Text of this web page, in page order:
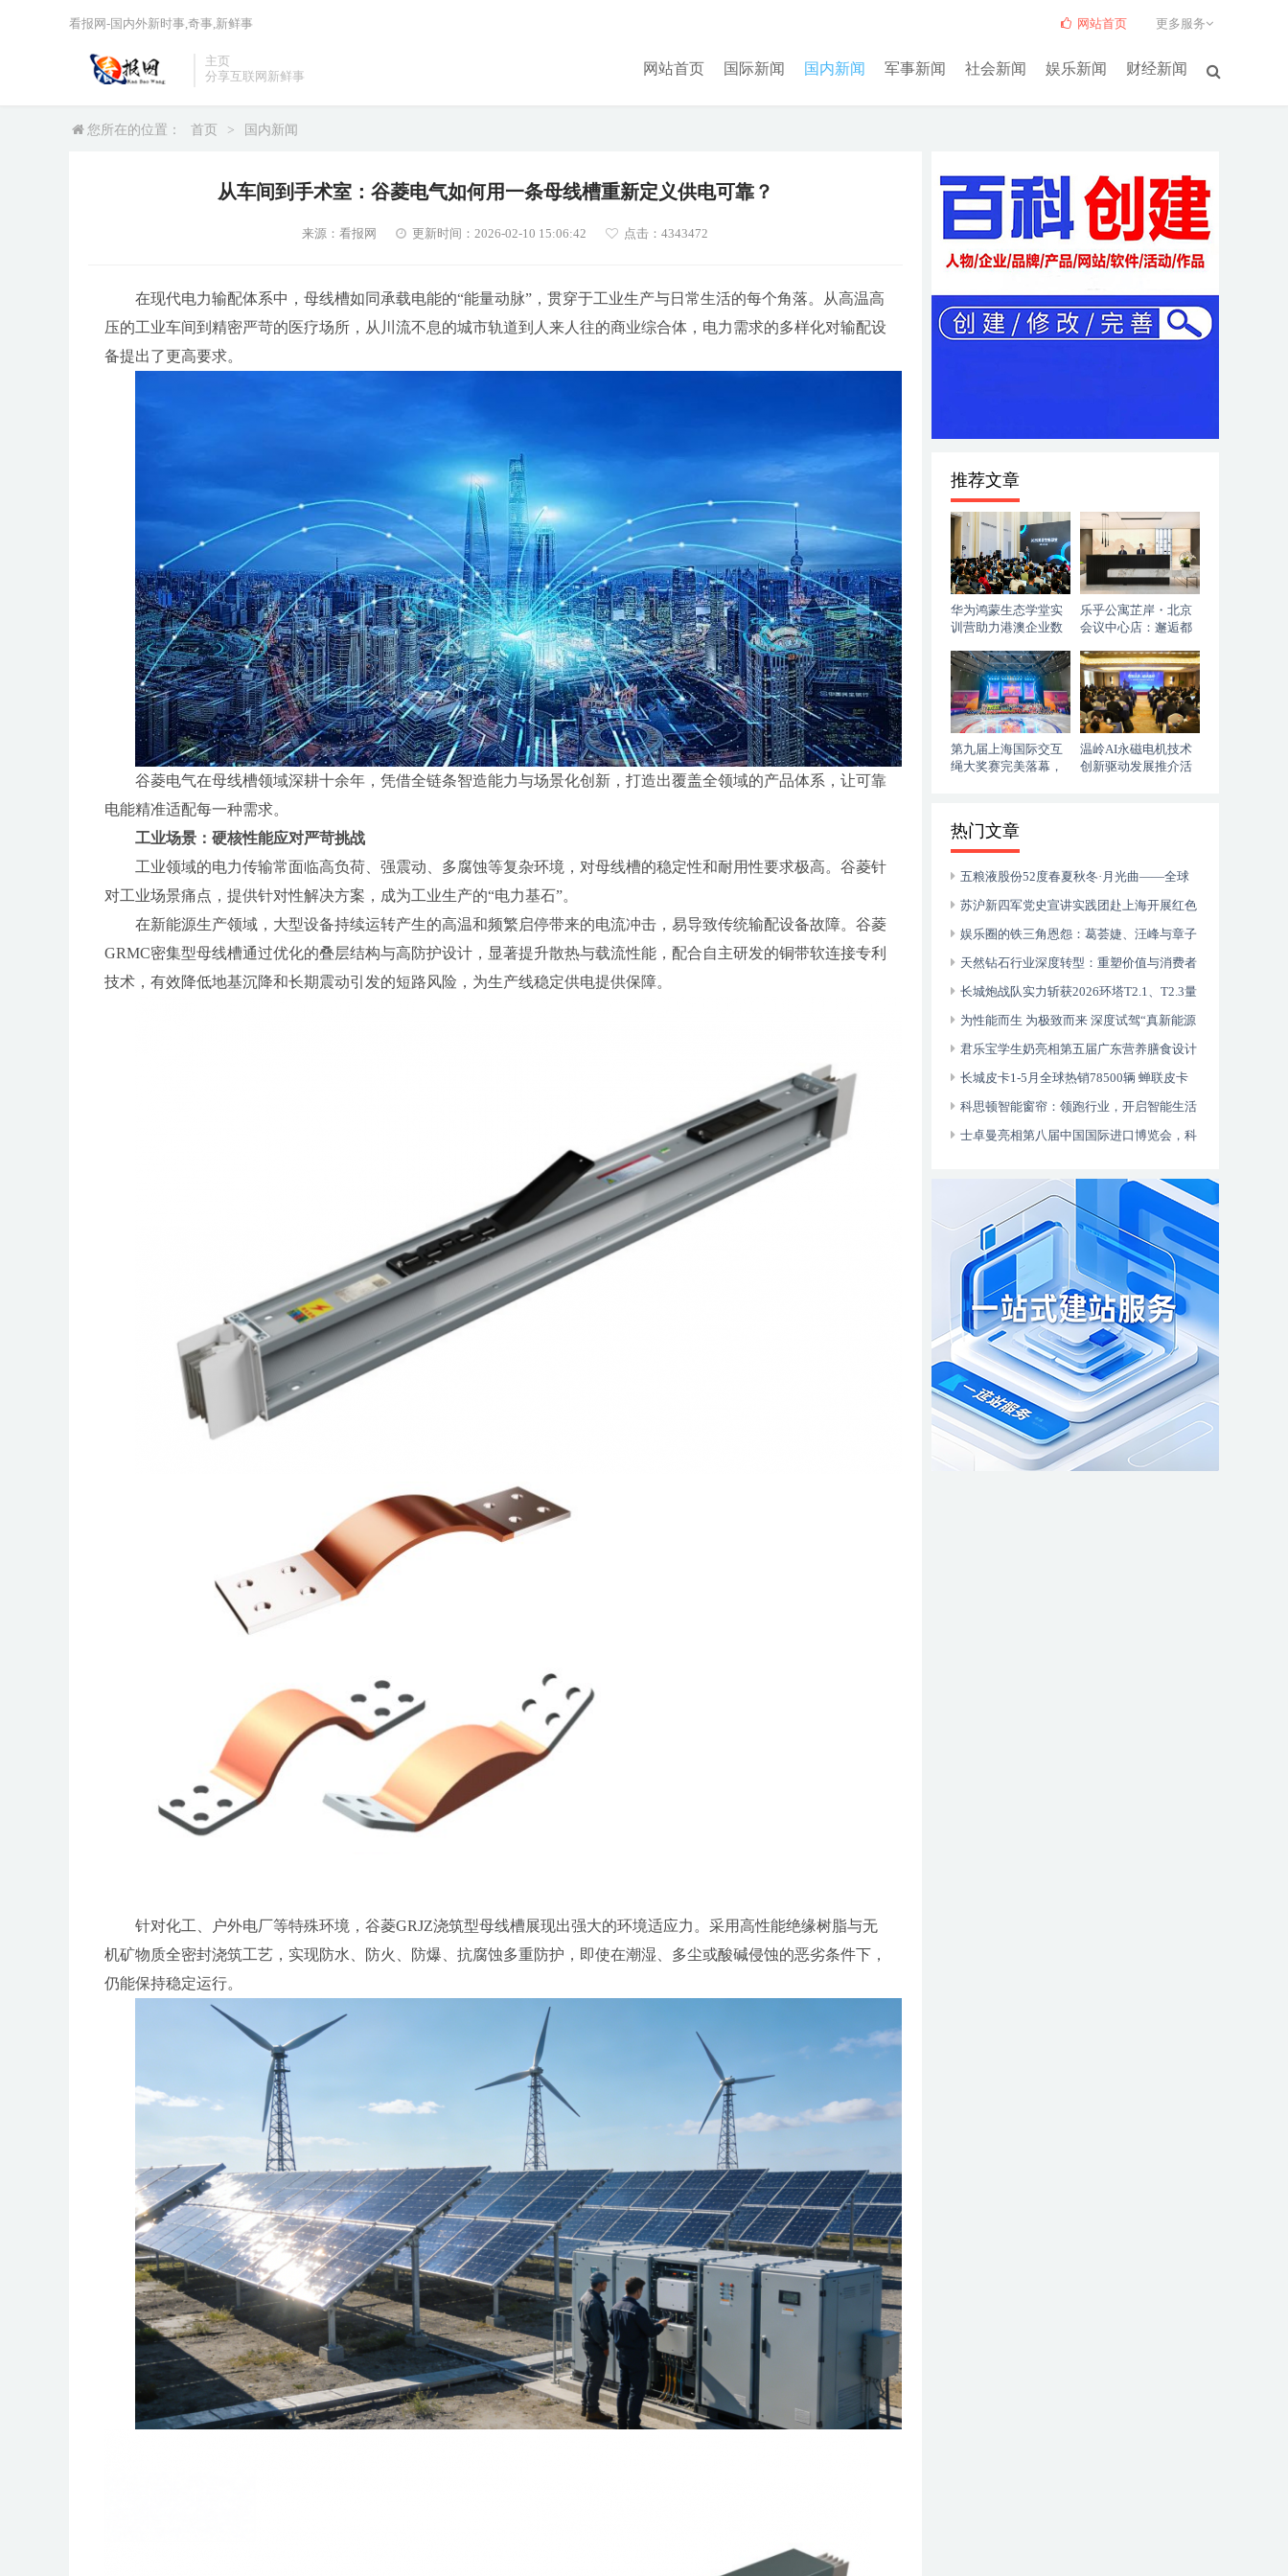
主页
分享互联网新鲜事
网站首页 国际新闻 国内新闻 军事新闻 社会新闻 娱乐新闻 财经新闻
网站首页 更多服务
看报网-国内外新时事,奇事,新鲜事
您所在的位置： 首页 > 国内新闻
从车间到手术室：谷菱电气如何用一条母线槽重新定义供电可靠？
来源：看报网 更新时间：2026-02-10 15:06:42 点击： 4343472
在现代电力输配体系中，母线槽如同承载电能的“能量动脉”，贯穿于工业生产与日常生活的每个角落。从高温高
压的工业车间到精密严苛的医疗场所，从川流不息的城市轨道到人来人往的商业综合体，电力需求的多样化对输配设
备提出了更高要求。
谷菱电气在母线槽领域深耕十余年，凭借全链条智造能力与场景化创新，打造出覆盖全领域的产品体系，让可靠
电能精准适配每一种需求。
工业场景：硬核性能应对严苛挑战
工业领域的电力传输常面临高负荷、强震动、多腐蚀等复杂环境，对母线槽的稳定性和耐用性要求极高。谷菱针
对工业场景痛点，提供针对性解决方案，成为工业生产的“电力基石”。
在新能源生产领域，大型设备持续运转产生的高温和频繁启停带来的电流冲击，易导致传统输配设备故障。谷菱
GRMC密集型母线槽通过优化的叠层结构与高防护设计，显著提升散热与载流性能，配合自主研发的铜带软连接专利
技术，有效降低地基沉降和长期震动引发的短路风险，为生产线稳定供电提供保障。
针对化工、户外电厂等特殊环境，谷菱GRJZ浇筑型母线槽展现出强大的环境适应力。采用高性能绝缘树脂与无
机矿物质全密封浇筑工艺，实现防水、防火、防爆、抗腐蚀多重防护，即使在潮湿、多尘或酸碱侵蚀的恶劣条件下，
仍能保持稳定运行。
推荐文章
华为鸿蒙生态学堂实
训营助力港澳企业数
乐乎公寓芷岸・北京
会议中心店：邂逅都
第九届上海国际交互
绳大奖赛完美落幕，
温岭AI永磁电机技术
创新驱动发展推介活
热门文章
五粮液股份52度春夏秋冬·月光曲——全球
行明星爆品
苏沪新四军党史宣讲实践团赴上海开展红色
实践活动
娱乐圈的铁三角恩怨：葛荟婕、汪峰与章子
怡的情感纠葛
天然钻石行业深度转型：重塑价值与消费者
信任
长城炮战队实力斩获2026环塔T2.1、T2.3量
产总冠军 推动中国越野向上
为性能而生 为极致而来 深度试驾“真新能源
皮卡”长城炮Hi4-T
君乐宝学生奶亮相第五届广东营养膳食设计
大赛，助推校园营养餐升级
长城皮卡1-5月全球热销78500辆 蝉联皮卡
销冠 超级金融购车季来袭
科思顿智能窗帘：领跑行业，开启智能生活
新篇章
士卓曼亮相第八届中国国际进口博览会，科